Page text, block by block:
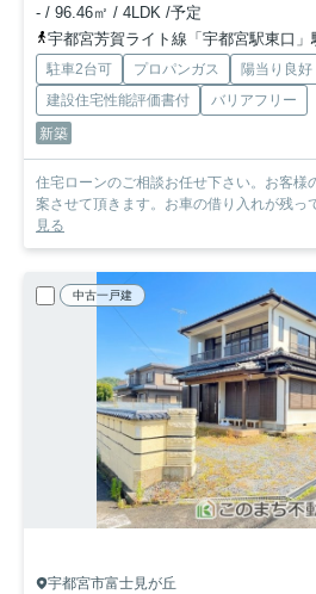
- / 96.46㎡ / 4LDK /予定
宇都宮芳賀ライト線「宇都宮駅東口」
駐車2台可 プロパンガス 陽当り良好
建設住宅性能評価書付
バリアフリー
新築
住宅ローンのご相談お任せ下さい。お客様
案させて頂きます。お車の借り入れが残っ
見る
中古一戸建
宇都宮市富士見が丘